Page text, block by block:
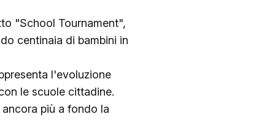
"School Tournament",
centinaia di bambini in
l'evoluzione
le scuole cittadine.
più a fondo la